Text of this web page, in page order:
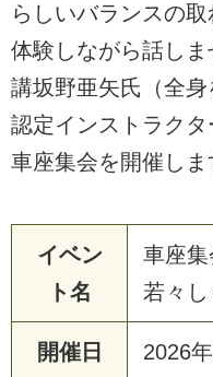
らしいバランスの
体験しながら話しま
講坂野亜矢氏（全
認定インストラクタ
車座集会を開催しま
イベン
ト名
車座
若々
開催日 2026